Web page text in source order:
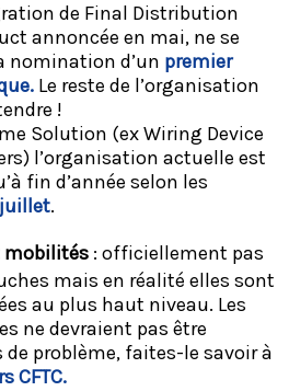
de Final Distribution
annoncée en mai, ne se
nomination d’un premier
Le reste de l’organisation
!
Solution (ex Wiring Device
l’organisation actuelle est
fin d’année selon les
.
mobilités : officiellement pas
mais en réalité elles sont
au plus haut niveau. Les
ne devraient pas être
de problème, faites-le savoir à
CFTC.